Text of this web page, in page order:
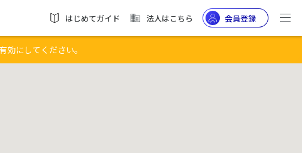
はじめてガイド 法人はこちら 会員登録